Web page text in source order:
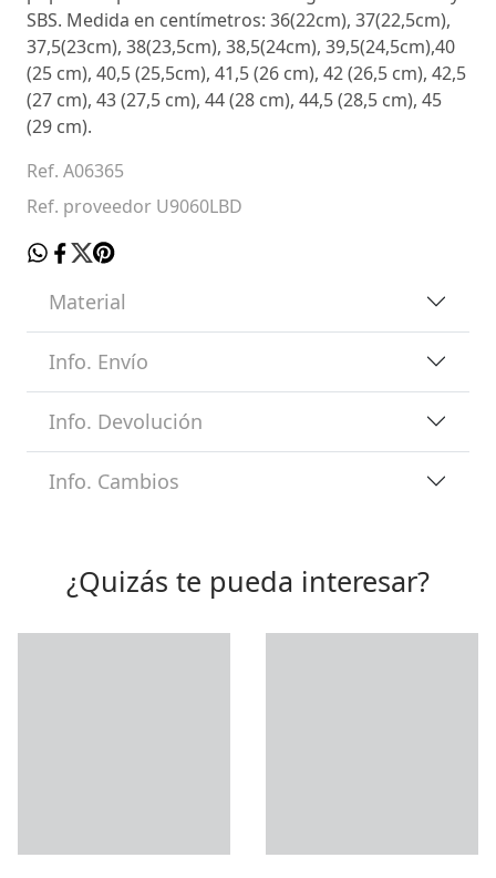
SBS. Medida en centímetros: 36(22cm), 37(22,5cm),
37,5(23cm), 38(23,5cm), 38,5(24cm), 39,5(24,5cm),40
(25 cm), 40,5 (25,5cm), 41,5 (26 cm), 42 (26,5 cm), 42,5
(27 cm), 43 (27,5 cm), 44 (28 cm), 44,5 (28,5 cm), 45
(29 cm).
Ref. A06365
Ref. proveedor U9060LBD
Material
Info. Envío
Info. Devolución
Info. Cambios
¿Quizás te pueda interesar?